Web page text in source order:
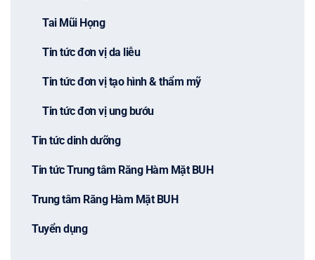
Tai Mũi Họng
Tin tức đơn vị da liễu
Tin tức đơn vị tạo hình & thẩm mỹ
Tin tức đơn vị ung bướu
Tin tức dinh dưỡng
Tin tức Trung tâm Răng Hàm Mặt BUH
Trung tâm Răng Hàm Mặt BUH
Tuyển dụng